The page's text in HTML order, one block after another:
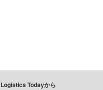
Logistics Todayから